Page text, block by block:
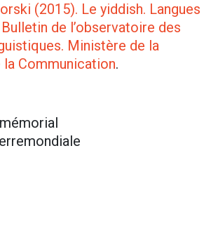
(2015). Le yiddish. Langues
de l’observatoire des
Ministère de la
la Communication.